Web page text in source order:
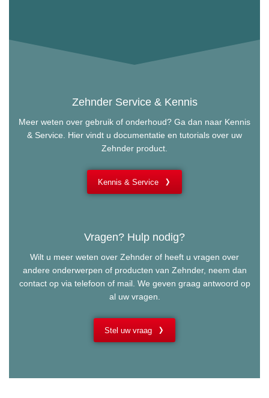
Zehnder Service & Kennis
Meer weten over gebruik of onderhoud? Ga dan naar Kennis
& Service. Hier vindt u documentatie en tutorials over uw
Zehnder product.
Kennis & Service
Vragen? Hulp nodig?
Wilt u meer weten over Zehnder of heeft u vragen over
andere onderwerpen of producten van Zehnder, neem dan
contact op via telefoon of mail. We geven graag antwoord op
al uw vragen.
Stel uw vraag